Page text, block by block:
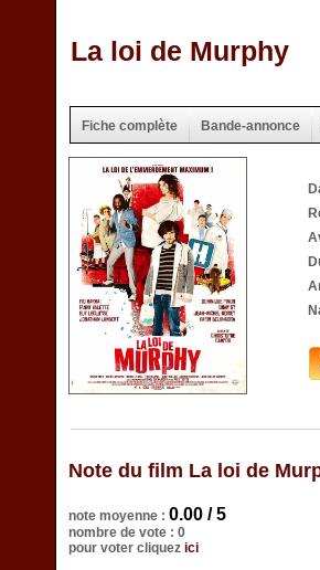
La loi de Murphy
Fiche complète Bande-annonce
Note du film La loi de
note moyenne : 0.00 / 5
nombre de vote : 0
pour voter cliquez ici